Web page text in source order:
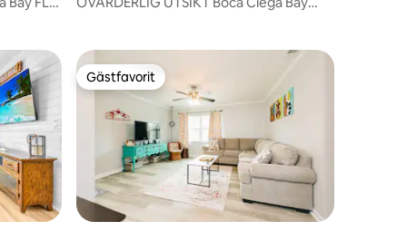
Gästfavorit
Gästfavorit